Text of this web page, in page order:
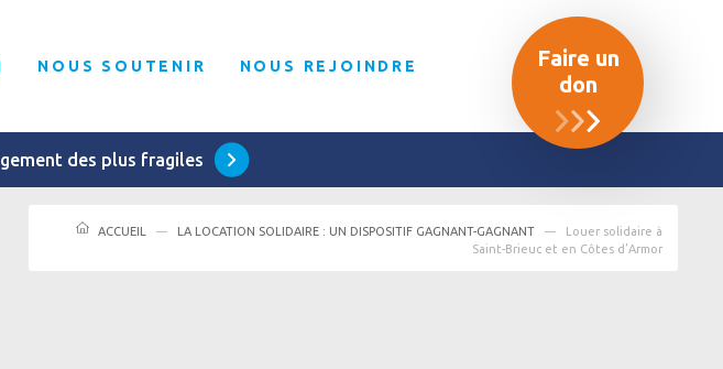
NOUS SOUTENIR NOUS REJOINDRE
Faire un
don
des plus fragiles
ACCUEIL LA LOCATION SOLIDAIRE : UN DISPOSITIF GAGNANT-GAGNANT
Louer solidaire à
Saint-Brieuc et en Côtes d’Armor